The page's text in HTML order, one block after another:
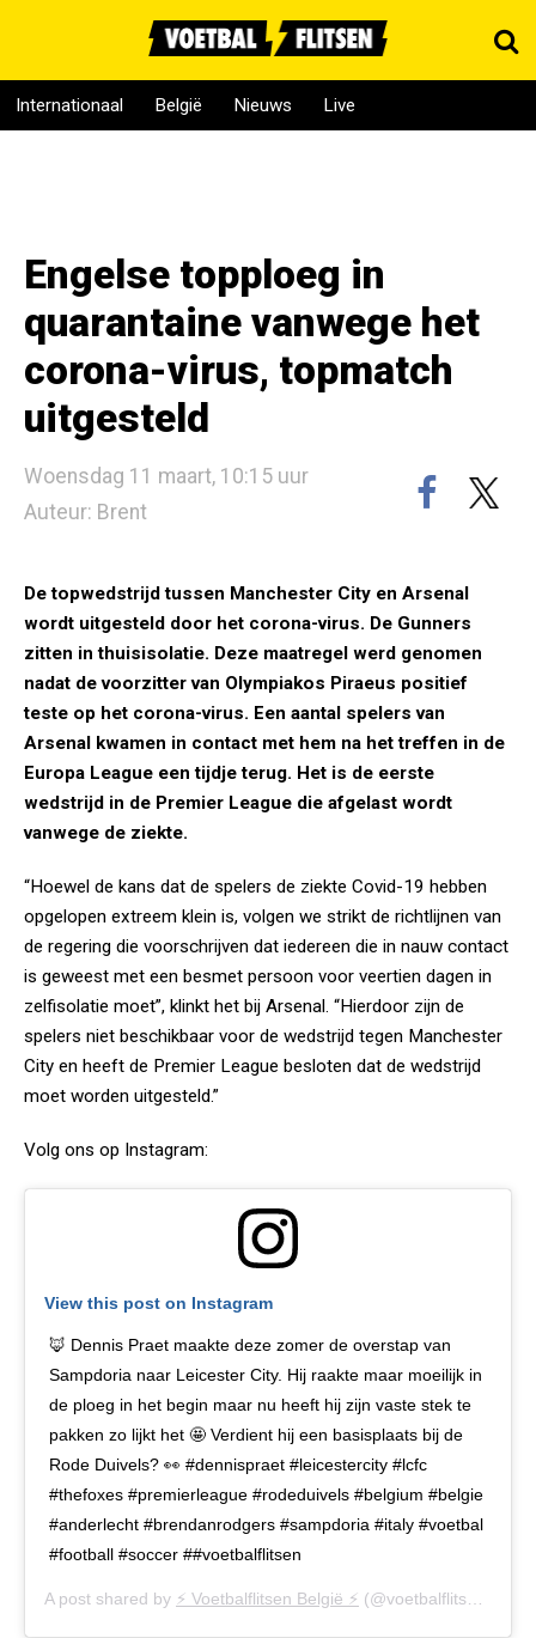
Internationaal België Nieuws Live
Engelse topploeg in
quarantaine vanwege het
corona-virus, topmatch
uitgesteld
Woensdag 11 maart, 10:15 uur
Auteur: Brent
De topwedstrijd tussen Manchester City en Arsenal
wordt uitgesteld door het corona-virus. De Gunners
zitten in thuisisolatie. Deze maatregel werd genomen
nadat de voorzitter van Olympiakos Piraeus positief
teste op het corona-virus. Een aantal spelers van
Arsenal kwamen in contact met hem na het treffen in de
Europa League een tijdje terug. Het is de eerste
wedstrijd in de Premier League die afgelast wordt
vanwege de ziekte.
“Hoewel de kans dat de spelers de ziekte Covid-19 hebben
opgelopen extreem klein is, volgen we strikt de richtlijnen van
de regering die voorschrijven dat iedereen die in nauw contact
is geweest met een besmet persoon voor veertien dagen in
zelfisolatie moet”, klinkt het bij Arsenal. “Hierdoor zijn de
spelers niet beschikbaar voor de wedstrijd tegen Manchester
City en heeft de Premier League besloten dat de wedstrijd
moet worden uitgesteld.”
Volg ons op Instagram:
View this post on Instagram
🦊 Dennis Praet maakte deze zomer de overstap van
Sampdoria naar Leicester City. Hij raakte maar moeilijk in
de ploeg in het begin maar nu heeft hij zijn vaste stek te
pakken zo lijkt het 🤩 Verdient hij een basisplaats bij de
Rode Duivels? 👀 #dennispraet #leicestercity #lcfc
#thefoxes #premierleague #rodeduivels #belgium #belgie
#anderlecht #brendanrodgers #sampdoria #italy #voetbal
#football #soccer ##voetbalflitsen
A post shared by ⚡️ Voetbalflitsen België ⚡️ (@voetbalflitsen.be) on